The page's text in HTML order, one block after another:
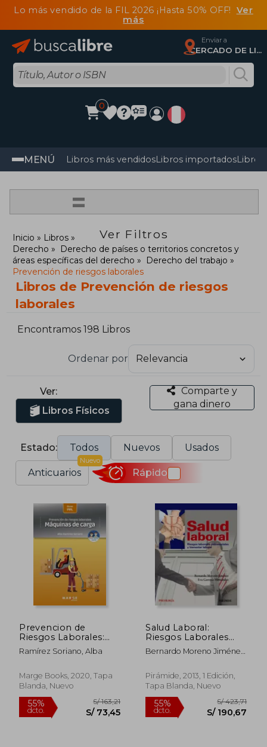
Lo más vendido de la FIL 2026 ¡Hasta 50% OFF! Ver
más
Enviar a
CERCADO DE LIMA, Lima
0
MENÚ Libros más vendidosLibros importadosLibros
=
Ver Filtros
Inicio
Libros
Derecho
Derecho de países o territorios concretos y
áreas específicas del derecho
Derecho del trabajo
Prevención de riesgos laborales
Libros de Prevención de riesgos
laborales
Encontramos 198 Libros
Ordenar por
Ver:
Libros Físicos
Comparte y
gana dinero
Estado: Todos Nuevos Usados
Anticuarios
Nuevo
Rápido
Prevencion de
Riesgos Laborales:
Maquinas de Carga
Ramírez Soriano, Alba
Marge Books, 2020, Tapa
Blanda, Nuevo
Salud Laboral:
Riesgos Laborales
Psicosociales y
Bienestar Laboral
Bernardo Moreno Jiménez;
Pirámide, 2013, 1 Edición,
Tapa Blanda, Nuevo